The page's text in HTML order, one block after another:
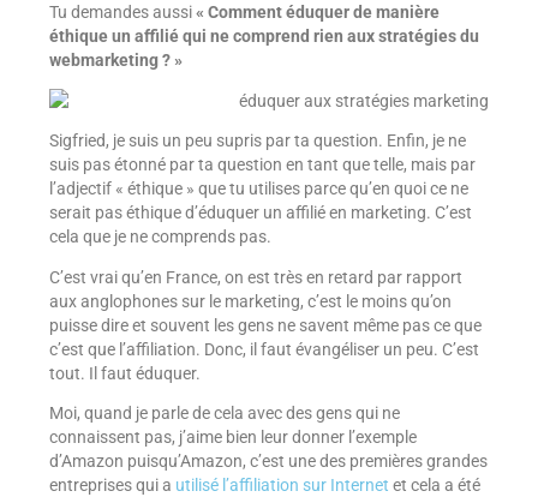
Tu demandes aussi« Comment éduquer de manière
éthique un affilié qui ne comprend rien aux stratégies du
webmarketing ? »
Sigfried, je suis un peu supris par ta question. Enfin, je ne
suis pas étonné par ta question en tant que telle, mais par
l’adjectif « éthique » que tu utilises parce qu’en quoi ce ne
serait pas éthique d’éduquer un affilié en marketing. C’est
cela que je ne comprends pas.
C’est vrai qu’en France, on est très en retard par rapport
aux anglophones sur le marketing, c’est le moins qu’on
puisse dire et souvent les gens ne savent même pas ce que
c’est que l’affiliation. Donc, il faut évangéliser un peu. C’est
tout. Il faut éduquer.
Moi, quand je parle de cela avec des gens qui ne
connaissent pas, j’aime bien leur donner l’exemple
d’Amazon puisqu’Amazon, c’est une des premières grandes
entreprises qui a utilisé l’affiliation sur Internet et cela a été